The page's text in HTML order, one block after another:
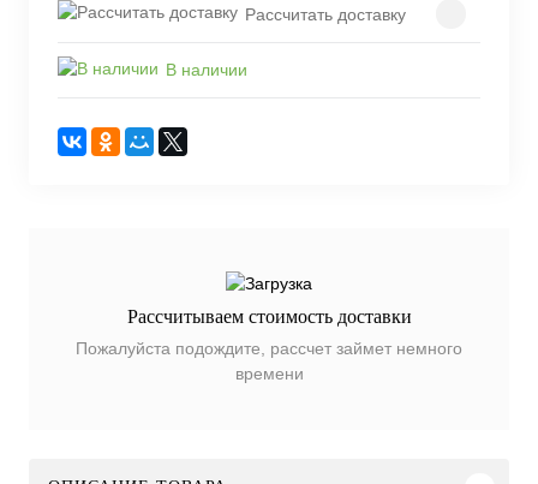
Рассчитать доставку
В наличии
Рассчитываем стоимость доставки
Пожалуйста подождите, рассчет займет немного
времени